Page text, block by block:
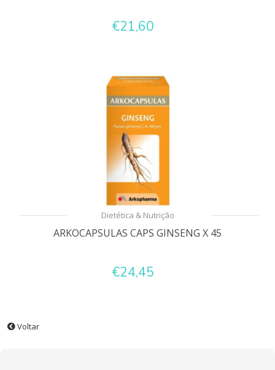
€21,60
Dietética & Nutrição
ARKOCAPSULAS CAPS GINSENG X 45
€24,45
Voltar